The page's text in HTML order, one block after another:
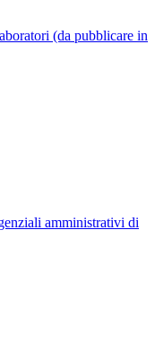
(da pubblicare in
amministrativi di